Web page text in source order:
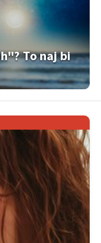
To naj bi